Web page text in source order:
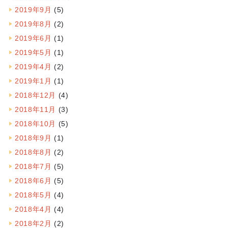
2019年9月 (5)
2019年8月 (2)
2019年6月 (1)
2019年5月 (1)
2019年4月 (2)
2019年1月 (1)
2018年12月 (4)
2018年11月 (3)
2018年10月 (5)
2018年9月 (1)
2018年8月 (2)
2018年7月 (5)
2018年6月 (5)
2018年5月 (4)
2018年4月 (4)
2018年2月 (2)